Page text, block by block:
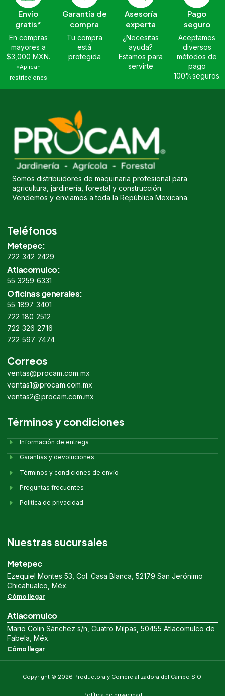
Envío
gratis*
En compras
mayores a
$3,000 MXN.
*Aplican
restricciones
Garantía de
compra
Tu compra
está
protegida
Asesoría
experta
¿Necesitas
ayuda?
Estamos para
servirte
Pago
seguro
Aceptamos
diversos
métodos de
pago
100%seguros.
Somos distribuidores de maquinaria profesional para
agricultura, jardinería, forestal y construcción.
Vendemos y enviamos a toda la República Mexicana.
Teléfonos
Metepec:
722 342 2429
Atlacomulco:
55 3259 6331
Oficinas generales:
55 1897 3401
722 180 2512
722 326 2716
722 597 7474
Correos
ventas@procam.com.mx
ventas1@procam.com.mx
ventas2@procam.com.mx
Términos y condiciones
Información de entrega
Garantías y devoluciones
Términos y condiciones de envío
Preguntas frecuentes
Politica de privacidad
Nuestras sucursales
Metepec
Ezequiel Montes 53, Col. Casa Blanca, 52179 San Jerónimo
Chicahualco, Méx.
Cómo llegar
Atlacomulco
Mario Colin Sánchez s/n, Cuatro Milpas, 50455 Atlacomulco de
Fabela, Méx.
Cómo llegar
Copyright © 2026 Productora y Comercializadora del Campo S.O.